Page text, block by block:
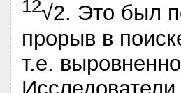
12√2. Это был
прорыв в
т.е.